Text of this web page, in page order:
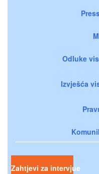
Odluke
Izvješća
Zahtjevi za intervjue